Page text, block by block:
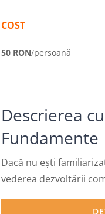
COST
50 RON/persoană
Descrierea
Fundamente
Dacă nu ești
vederea dezvoltării